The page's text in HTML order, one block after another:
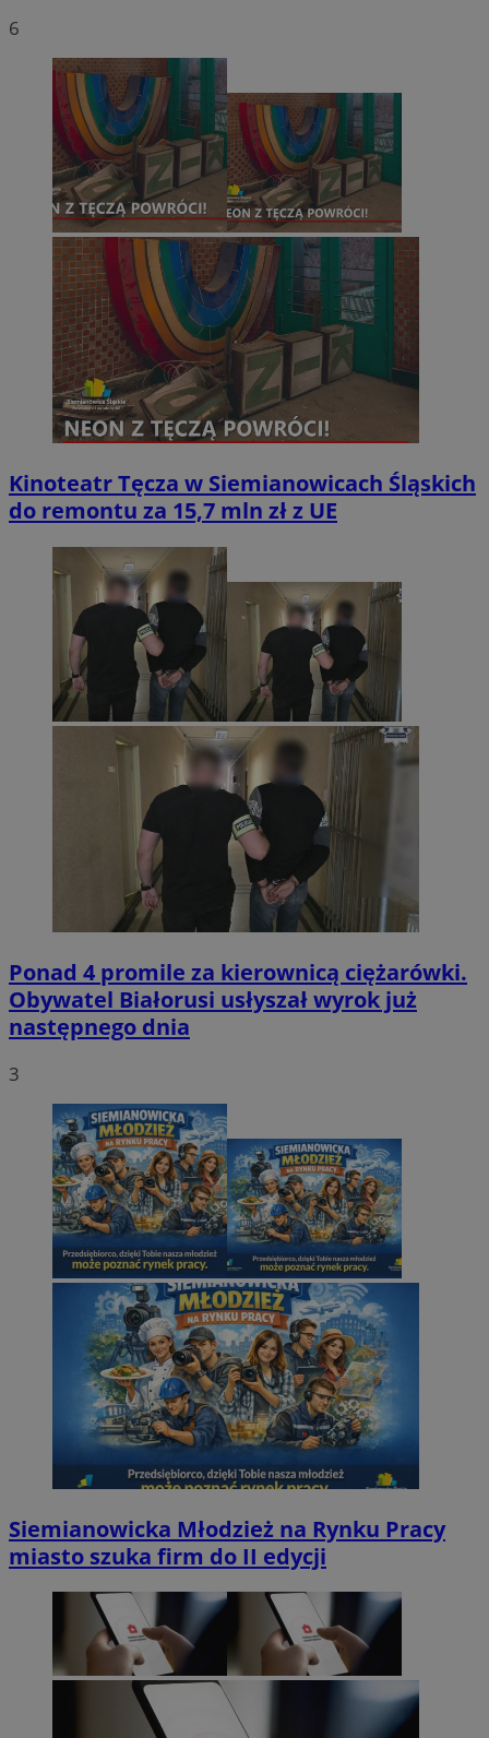
6
Kinoteatr Tęcza w Siemianowicach Śląskich
do remontu za 15,7 mln zł z UE
Ponad 4 promile za kierownicą ciężarówki.
Obywatel Białorusi usłyszał wyrok już
następnego dnia
3
Siemianowicka Młodzież na Rynku Pracy
miasto szuka firm do II edycji